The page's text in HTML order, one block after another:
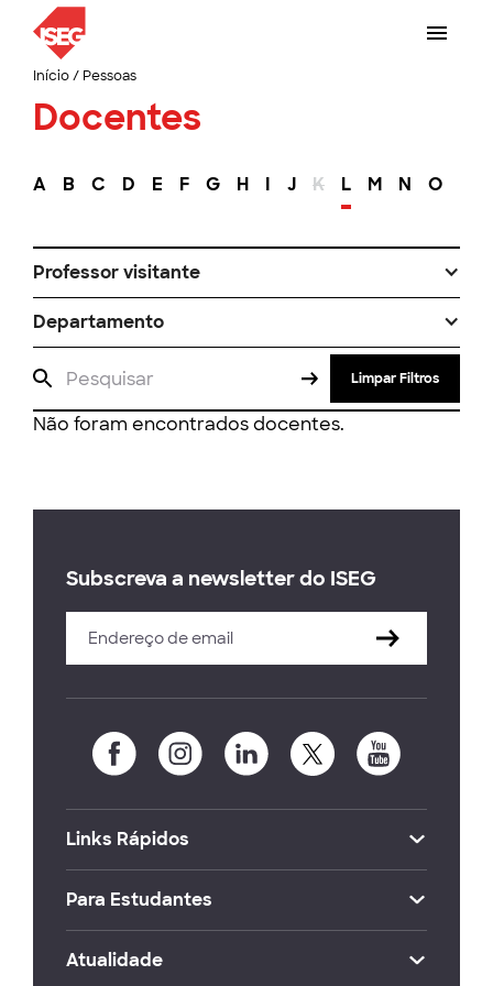
Início/ Pessoas
Docentes
A B C D E F G H I J K L M N O
Professor visitante
Departamento
Limpar Filtros
Não foram encontrados docentes.
Subscreva a newsletter do ISEG
Links Rápidos
Para Estudantes
Atualidade